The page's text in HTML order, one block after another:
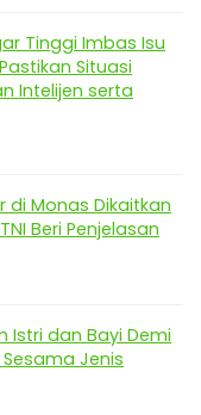
Tinggi Imbas Isu
Situasi
Intelijen serta
di Monas Dikaitkan
Beri Penjelasan
Istri dan Bayi Demi
Jenis